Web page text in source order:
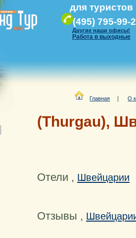
для туристов
(495) 795-99-
Другие наши офисы!
Работа в выходные
Главная |О
(Thurgau),
Отели , Швейцарии
Отзывы ,